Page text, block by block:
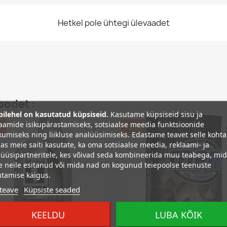
Hetkel pole ühtegi ülevaadet
:
favorite_border −5%
on kasutatud küpsiseid. Kasutame küpsiseid sisu ja
isikupärastamiseks, sotsiaalse meedia funktsioonide
ning liikluse analüüsimiseks. Edastame teavet selle
meie saiti kasutate, ka oma sotsiaalse meedia, reklaami- ja
kes võivad seda kombineerida muu teabega,
neile esitanud või mida nad on kogunud teiepoolse teenuste
käigus.
Küpsiste seaded
KEELDU LUBA KÕIK